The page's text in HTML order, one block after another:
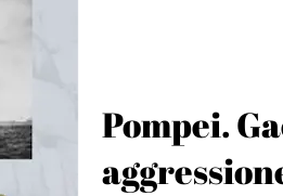
Pompei.